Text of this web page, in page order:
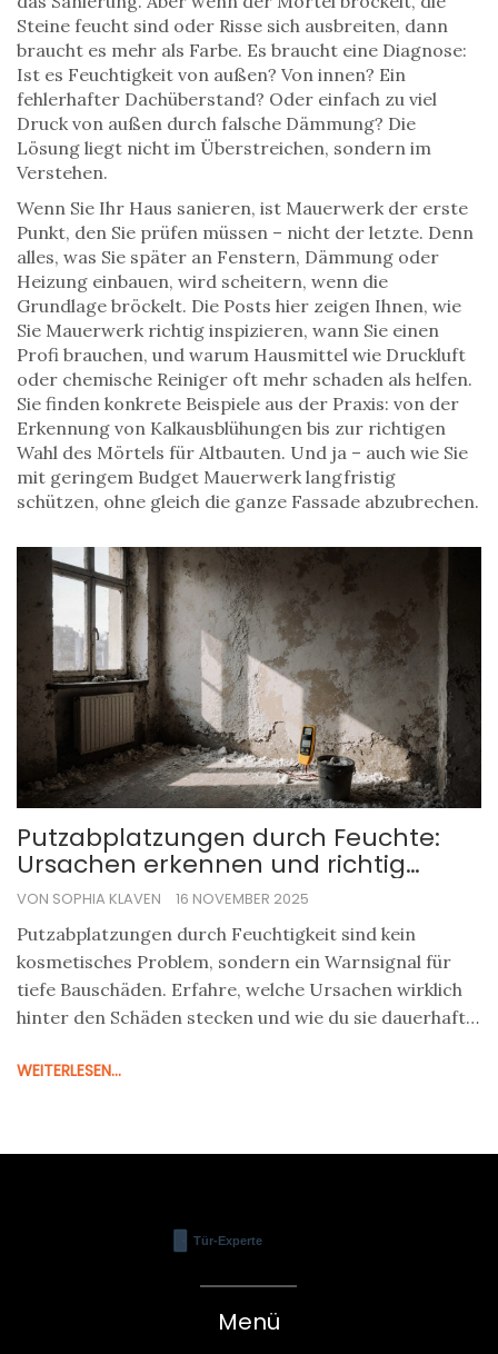
Steine feucht sind oder Risse sich ausbreiten, dann
braucht es mehr als Farbe. Es braucht eine Diagnose:
Ist es Feuchtigkeit von außen? Von innen? Ein
fehlerhafter Dachüberstand? Oder einfach zu viel
Druck von außen durch falsche Dämmung? Die
Lösung liegt nicht im Überstreichen, sondern im
Verstehen.
Wenn Sie Ihr Haus sanieren, ist Mauerwerk der erste
Punkt, den Sie prüfen müssen – nicht der letzte. Denn
alles, was Sie später an Fenstern, Dämmung oder
Heizung einbauen, wird scheitern, wenn die
Grundlage bröckelt. Die Posts hier zeigen Ihnen, wie
Sie Mauerwerk richtig inspizieren, wann Sie einen
Profi brauchen, und warum Hausmittel wie Druckluft
oder chemische Reiniger oft mehr schaden als helfen.
Sie finden konkrete Beispiele aus der Praxis: von der
Erkennung von Kalkausblühungen bis zur richtigen
Wahl des Mörtels für Altbauten. Und ja – auch wie Sie
mit geringem Budget Mauerwerk langfristig
schützen, ohne gleich die ganze Fassade abzubrechen.
Putzabplatzungen durch Feuchte:
Ursachen erkennen und richtig
sanieren
VON SOPHIA KLAVEN 16 NOVEMBER 2025
Putzabplatzungen durch Feuchtigkeit sind kein
kosmetisches Problem, sondern ein Warnsignal für
tiefe Bauschäden. Erfahre, welche Ursachen wirklich
hinter den Schäden stecken und wie du sie dauerhaft
WEITERLESEN...
Menü